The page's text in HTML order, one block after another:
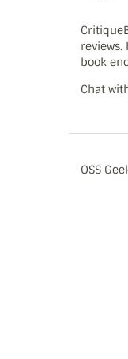
book
Chat
OSS